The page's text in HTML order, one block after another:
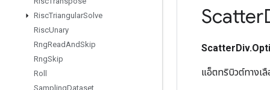
RiscTriangularSolve
RiscUnary
RngReadAndSkip
RngSkip
Roll
SamplingDataset
Scatter
แอ็ตทริบิวต์ทางเ